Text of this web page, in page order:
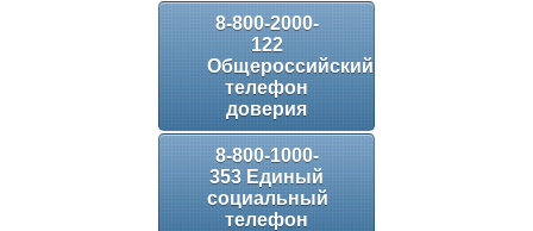
8-800-2000-
122
Общероссийский
телефон
доверия
8-800-1000-
353 Единый
социальный
телефон